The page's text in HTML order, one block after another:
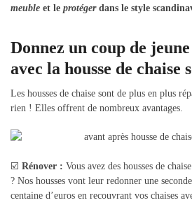
meuble et le protégerdans le style
Donnez un coup de
avec la housse de chaise
Les housses de chaise sont de plus en plus
rien ! Elles offrent de nombreux avantages.
☑️ Rénover : Vous avez des housses de
? Nos housses vont leur redonner une
centaine d’euros en recouvrant vos chaises